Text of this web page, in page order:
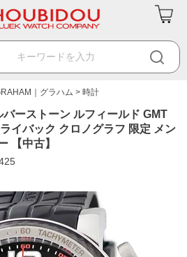
｜グラハム 時計
ーストーン ルフィールド GMT
イバック クロノグラフ 限定 メン
【中古】